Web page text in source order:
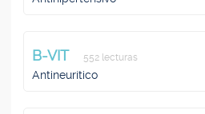
B-VIT 552 lecturas
Antineurítico